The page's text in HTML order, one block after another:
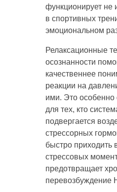
функционирует не
в спортивных
эмоциональном
Релаксационные
осознанности
качественнее
реакции на
ими. Это особенно
для тех, кто
подвергается
стрессорных
быстро приходить
стрессовых
предотвращает
перевозбуждение